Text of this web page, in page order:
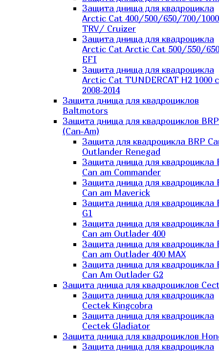
Защита днища для квадроцикла
Arctic Cat 400/500/650/700/1000
TRV/ Cruizer
Защита днища для квадроцикла
Arctic Cat Arctic Cat 500/550/
EFI
Защита днища для квадроцикла
Arctic Cat TUNDERCAT H2 1000 c
2008-2014
Защита днища для квадроциклов
Baltmotors
Защита днища для квадроциклов BRP
(Can-Am)
Защита для квадроцикла BRP
Outlander Renegad
Защита днища для квадроцикла
Can am Commander
Защита днища для квадроцикла
Can am Maverick
Защита днища для квадроцикла
G1
Защита днища для квадроцикла
Can am Outlader 400
Защита днища для квадроцикла
Can am Outlader 400 MAX
Защита днища для квадроцикла
Can Аm Outlader G2
Защита днища для квадроциклов
Защита днища для квадроцикла
Cectek Kingcobra
Защита днища для квадроцикла
Cectek Gladiator
Защита днища для квадроциклов
Защита днища для квадроцикла